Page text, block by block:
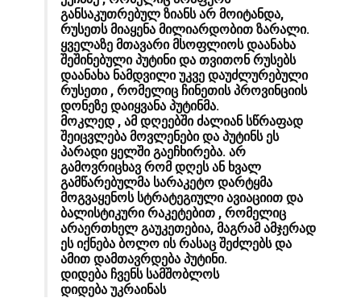
განსაკუთრებულ ზიანს არ მოიტანდა,
რუსეთს მიაყენა მილიარდობით ზარალი.
ყველაზე მთავარი მსოფლიოს დაანახა
შეშინებული პუტინი და თვითონ რუსებს
დაანახა ნამდვილი უკვე დაუძლურებული
რუსეთი , რომელიც ჩინეთის პროვინციის
დონეზე დაიყვანა პუტინმა.
მოკლედ , ამ დღეებში ძალიან სწრაფად
შეიცვლება მოვლენები და პუტინს ეს
პარადი ყელში გაეჩხირება. არ
გამოვრიცხავ რომ დღეს ან ხვალ
გამწარებულმა სარაკეტო დარტყმა
მოგვაყენოს სტრატეგიული ავიაციით და
ბალისტიკური რაკეტებით , რომელიც
არაერთხელ გაუკეთებია, მაგრამ ამჯერად
ეს იქნება ბოლო ის რასაც შეძლებს და
ამით დამთავრდება პუტინი.
დიდება ჩვენს სამშობლოს
დიდება უკრაინას